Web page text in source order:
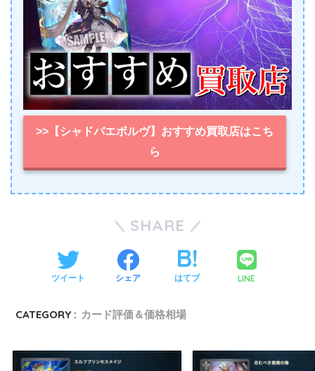
>>【シャドバエボルヴ】おすすめ買取店はこち
ら
SHARE
ツイート シェア はてブ LINE
CATEGORY : カード評価＆価格相場